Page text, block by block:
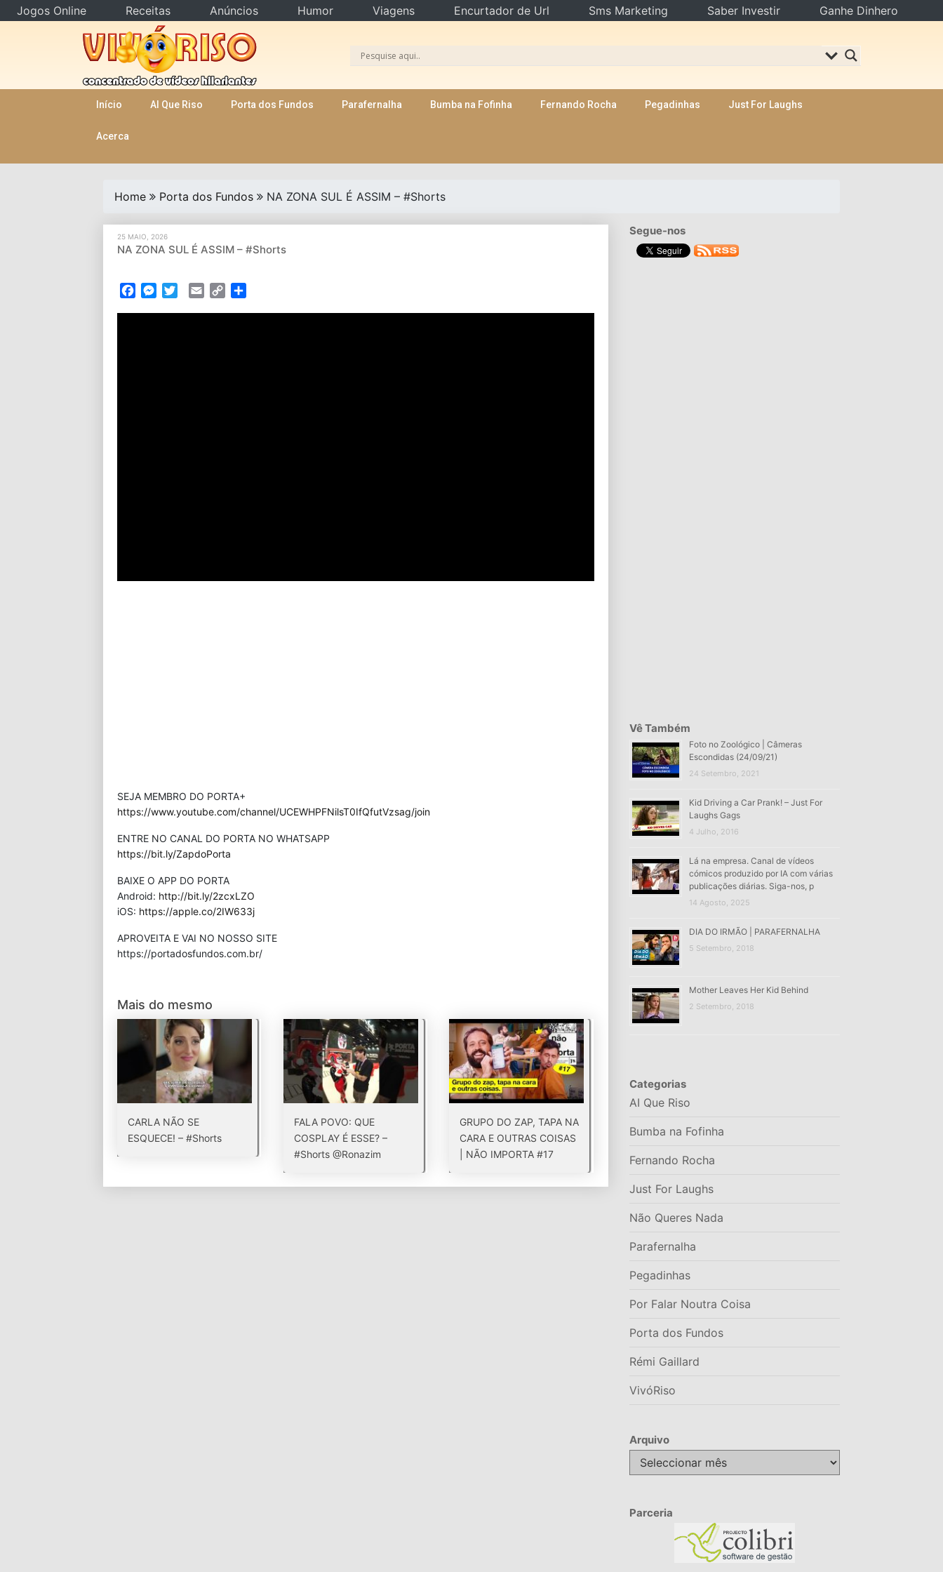
Início AI Que Riso Porta dos Fundos Parafernalha Bumba na Fofinha Fernando Rocha Pegadinhas Just For Laughs
Acerca
Home Porta dos Fundos NA ZONA SUL É ASSIM – #Shorts
25 MAIO, 2026
NA ZONA SUL É ASSIM – #Shorts
FacebookMessenger
TwitterEmail Copy
SEJA MEMBRO DO PORTA+
https://www.youtube.com/channel/UCEWHPFNilsT0IfQfutVzsag/join
ENTRE NO CANAL DO PORTA NO WHATSAPP
https://bit.ly/ZapdoPorta
BAIXE O APP DO PORTA
Android: http://bit.ly/2zcxLZO
iOS: https://apple.co/2IW633j
APROVEITA E VAI NO NOSSO SITE
⁠https://portadosfundos.com.br/
Mais do mesmo
CARLA NÃO SE
ESQUECE! – #Shorts
FALA POVO: QUE
COSPLAY É ESSE? –
#Shorts @Ronazim
GRUPO DO ZAP, TAPA NA
CARA E OUTRAS COISAS
| NÃO IMPORTA #17
Segue-nos
Vê Também
Foto no Zoológico | Câmeras
Escondidas (24/09/21)
24 Setembro, 2021
Kid Driving a Car Prank! – Just For
Laughs Gags
4 Julho, 2016
Lá na empresa. Canal de vídeos
cómicos produzido por IA com várias
publicações diárias. Siga-nos, p
14 Agosto, 2025
DIA DO IRMÃO | PARAFERNALHA
5 Setembro, 2018
Mother Leaves Her Kid Behind
2 Setembro, 2018
Categorias
AI Que Riso
Bumba na Fofinha
Fernando Rocha
Just For Laughs
Não Queres Nada
Parafernalha
Pegadinhas
Por Falar Noutra Coisa
Porta dos Fundos
Rémi Gaillard
VivóRiso
Arquivo
Arquivo
Parceria
Jogos Online Receitas Anúncios Humor Viagens Encurtador de Url Sms Marketing Saber Investir Ganhe Dinhero